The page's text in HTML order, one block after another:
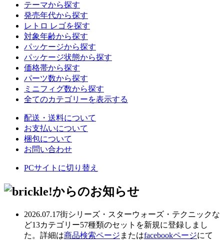
テーマから探す
発売年代から探す
レトロ レゴを探す
対象年齢から探す
パッケージから探す
パッケージ状態から探す
価格帯から探す
パーツ数から探す
ミニフィグ数から探す
全てのカテゴリーを表示する
配送・送料について
お支払いについて
梱包について
お問い合わせ
PCサイトに切り替え
2026.07.17街シリーズ・スターウォーズ・テクニックな
ど13カテゴリー57種類のセットを新規に登録しまし
た。詳細は商品検索ページ またはfacebookページにて